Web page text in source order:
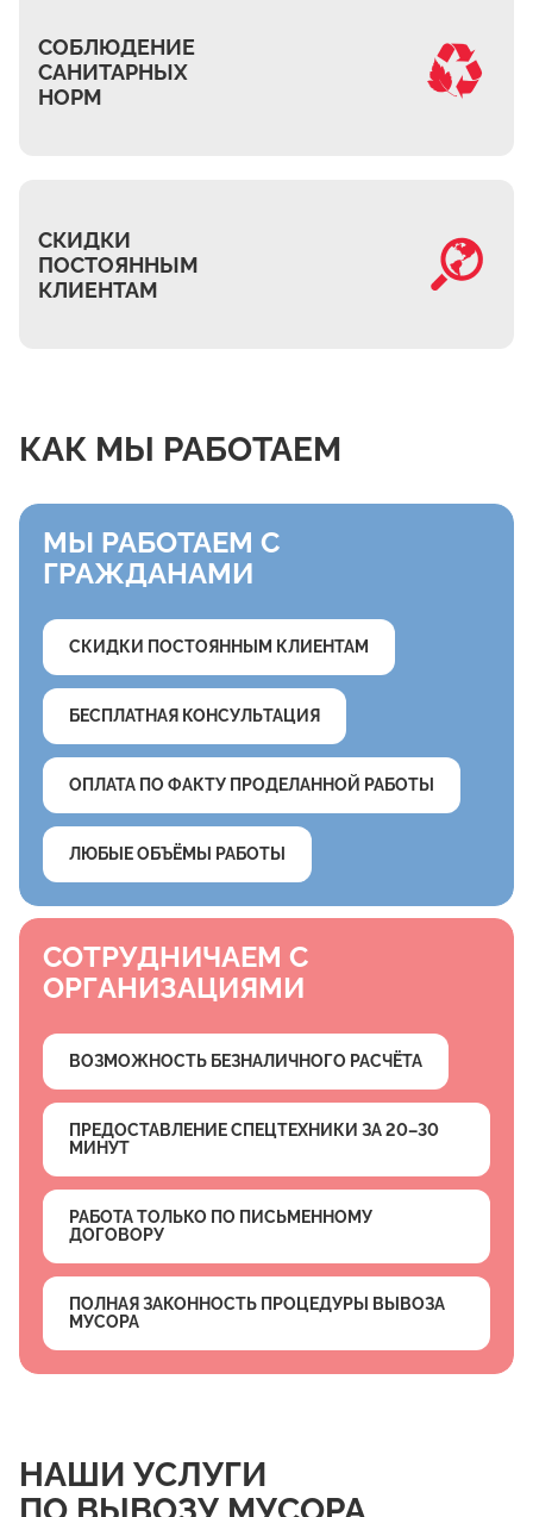
СОБЛЮДЕНИЕ
САНИТАРНЫХ
НОРМ
СКИДКИ
ПОСТОЯННЫМ
КЛИЕНТАМ
КАК МЫ РАБОТАЕМ
МЫ РАБОТАЕМ С
ГРАЖДАНАМИ
СКИДКИ ПОСТОЯННЫМ КЛИЕНТАМ
БЕСПЛАТНАЯ КОНСУЛЬТАЦИЯ
ОПЛАТА ПО ФАКТУ ПРОДЕЛАННОЙ РАБОТЫ
ЛЮБЫЕ ОБЪЁМЫ РАБОТЫ
СОТРУДНИЧАЕМ С
ОРГАНИЗАЦИЯМИ
ВОЗМОЖНОСТЬ БЕЗНАЛИЧНОГО РАСЧЁТА
ПРЕДОСТАВЛЕНИЕ СПЕЦТЕХНИКИ ЗА 20–30
МИНУТ
РАБОТА ТОЛЬКО ПО ПИСЬМЕННОМУ
ДОГОВОРУ
ПОЛНАЯ ЗАКОННОСТЬ ПРОЦЕДУРЫ ВЫВОЗА
МУСОРА
НАШИ УСЛУГИ